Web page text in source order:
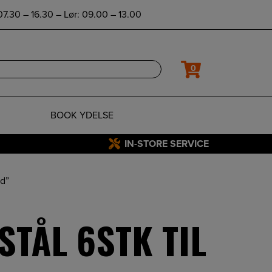
– 16.30 – Lør: 09.00 – 13.00
0
BOOK YDELSE
IN-STORE SERVICE
6STK TIL